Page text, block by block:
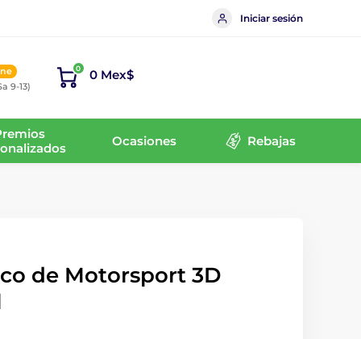
Iniciar sesión
9-13)
0 0 Mex$
Ocasiones Rebajas
de Motorsport 3D